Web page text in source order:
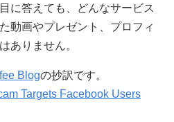
に答えても、どんなサービス
動画やプレゼント、プロフィ
ありません。
Blogの抄訳です。
Targets Facebook Users